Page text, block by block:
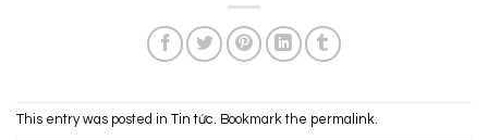
This entry was posted in Tin tức. Bookmark the permalink.